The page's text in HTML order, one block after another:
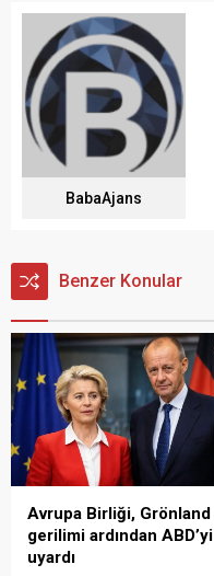
BabaAjans
Benzer Konular
Avrupa Birliği, Grönland
gerilimi ardından ABD’yi
uyardı